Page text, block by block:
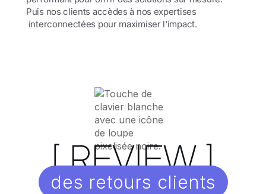
Puis nos clients accèdes à nos expertises
interconnectées pour maximiser l'impact.
[ REVIEW ]
des retours clients